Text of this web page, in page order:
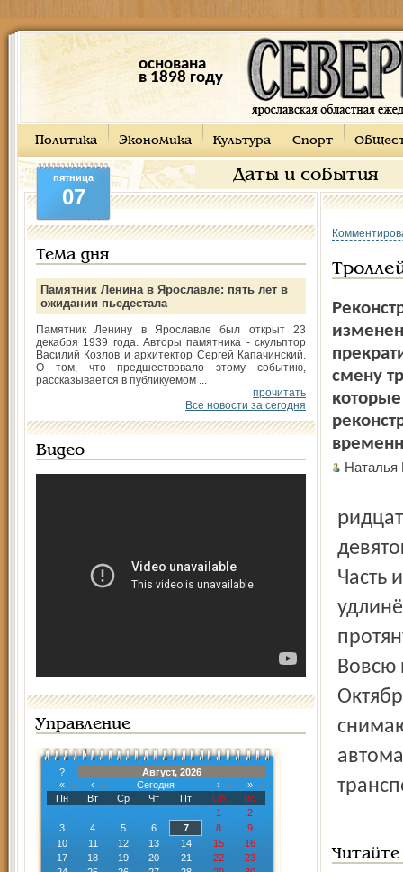
основана
в 1898 году
Политика Экономика Культура Спорт
Даты и события
пятница
07
Тема дня
Памятник Ленина в Ярославле: пять лет в
ожидании пьедестала
Памятник Ленину в Ярославле был открыт 23
декабря 1939 года. Авторы памятника - скульптор
Василий Козлов и архитектор Сергей Капачинский.
О том, что предшествовало этому событию,
рассказывается в публикуемом ...
прочитать
Все новости за сегодня
Видео
Управление
?
Август, 2026
«
‹ Сегодня ›
»
Пн
Вт Ср Чт Пт Сб
Вс
1
2
3
4 5 6 7 8
9
10
11 12 13 14 15
16
17
18 19 20 21 22
23
смену
ридцать семь троллейбусов, которые сняты с пятого и
Часть
Вовсю